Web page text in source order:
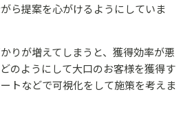
ら提案を心がけるようにしていま
りが増えてしまうと、獲得効率が悪
のようにして大口のお客様を獲得す
トなどで可視化をして施策を考えま